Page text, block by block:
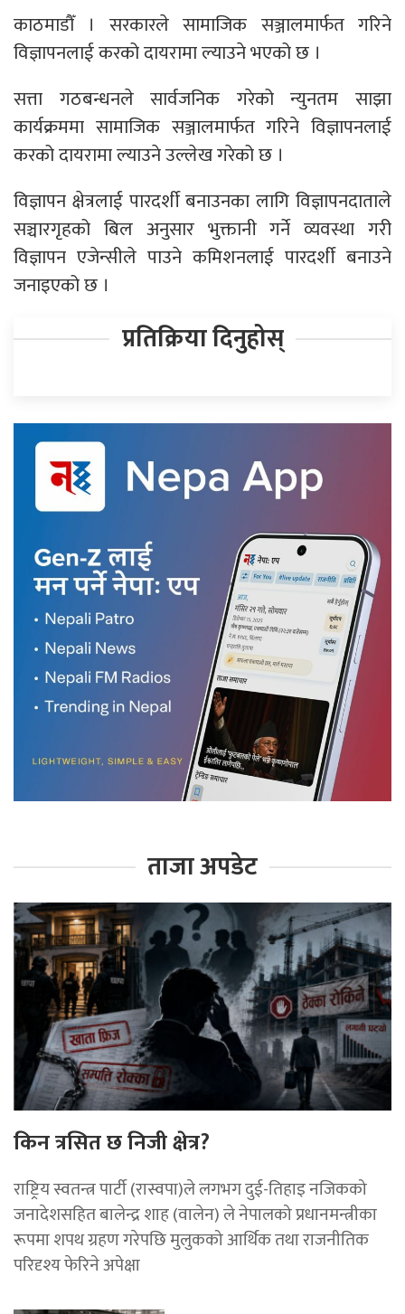
काठमाडौँ । सरकारले सामाजिक सञ्जालमार्फत गरिने
विज्ञापनलाई करको दायरामा ल्याउने भएको छ ।
सत्ता गठबन्धनले सार्वजनिक गरेको न्युनतम साझा
कार्यक्रममा सामाजिक सञ्जालमार्फत गरिने विज्ञापनलाई
करको दायरामा ल्याउने उल्लेख गरेको छ ।
विज्ञापन क्षेत्रलाई पारदर्शी बनाउनका लागि विज्ञापनदाताले
सञ्चारगृहको बिल अनुसार भुक्तानी गर्ने व्यवस्था गरी
विज्ञापन एजेन्सीले पाउने कमिशनलाई पारदर्शी बनाउने
जनाइएको छ ।
प्रतिक्रिया दिनुहोस्
ताजा अपडेट
किन त्रसित छ निजी क्षेत्र?
राष्ट्रिय स्वतन्त्र पार्टी (रास्वपा)ले लगभग दुई-तिहाइ नजिकको
जनादेशसहित बालेन्द्र शाह (वालेन) ले नेपालको प्रधानमन्त्रीका
रूपमा शपथ ग्रहण गरेपछि मुलुकको आर्थिक तथा राजनीतिक
परिदृश्य फेरिने अपेक्षा